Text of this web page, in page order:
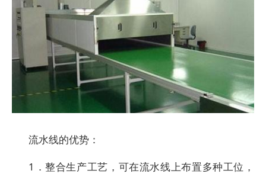
流水线的优势：
1．整合生产工艺，可在流水线上布置多种工位，